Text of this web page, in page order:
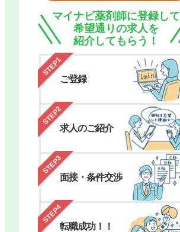
マイナビ薬剤師に登録して
希望通りの求人を
紹介してもらう！
STEP1
ご登録
STEP2
求人のご紹介
STEP3
面接・条件交渉
STEP4
転職成功！！